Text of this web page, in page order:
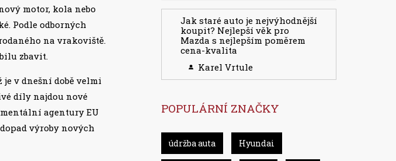
motor, kola nebo
Podle odborných
na vrakoviště.
zbavit.
v dnešní době velmi
díly najdou nové
agentury EU
výroby nových
Jak staré auto je nejvýhodnější
koupit? Nejlepší věk pro
Mazda s nejlepším poměrem
cena-kvalita
Karel Vrtule
POPULÁRNÍ ZNAČKY
údržba auta Hyundai